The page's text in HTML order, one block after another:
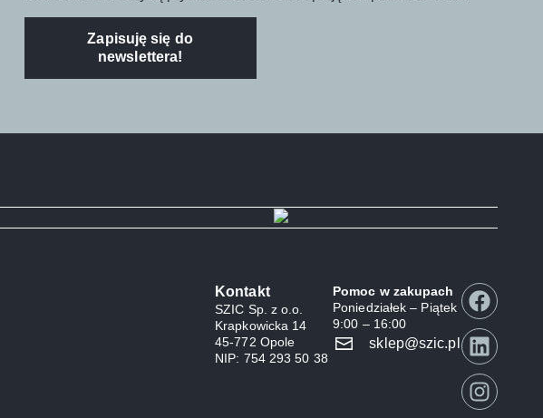
Zapisuję się do
newslettera!
Kontakt
SZIC Sp. z o.o.
Krapkowicka 14
45-772 Opole
NIP: 754 293 50 38
Pomoc w zakupach
Poniedziałek – Piątek
9:00 – 16:00
sklep@szic.pl